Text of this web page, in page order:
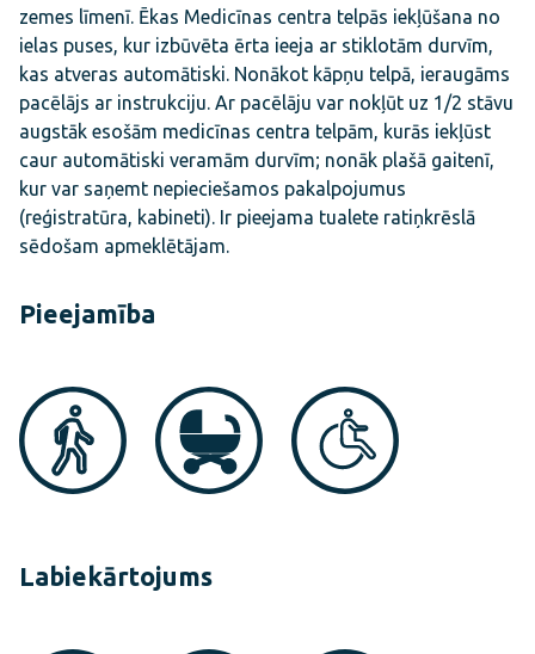
zemes līmenī. Ēkas Medicīnas centra telpās iekļūšana no
ielas puses, kur izbūvēta ērta ieeja ar stiklotām durvīm,
kas atveras automātiski. Nonākot kāpņu telpā, ieraugāms
pacēlājs ar instrukciju. Ar pacēlāju var nokļūt uz 1/2 stāvu
augstāk esošām medicīnas centra telpām, kurās iekļūst
caur automātiski veramām durvīm; nonāk plašā gaitenī,
kur var saņemt nepieciešamos pakalpojumus
(reģistratūra, kabineti). Ir pieejama tualete ratiņkrēslā
sēdošam apmeklētājam.
Pieejamība
Labiekārtojums